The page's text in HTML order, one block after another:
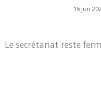
16 Jun
Le secrétariat reste